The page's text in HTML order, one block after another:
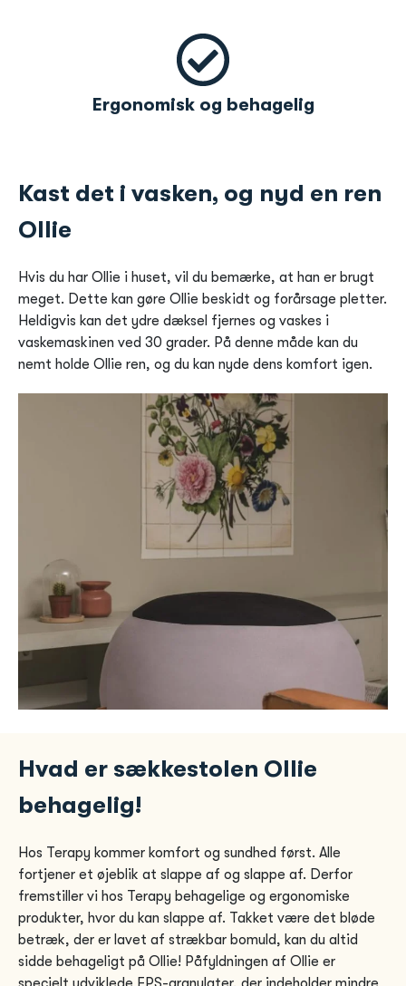
Ergonomisk og behagelig
Kast det i vasken, og nyd en ren
Ollie
Hvis du har Ollie i huset, vil du bemærke, at han er brugt
meget. Dette kan gøre Ollie beskidt og forårsage pletter.
Heldigvis kan det ydre dæksel fjernes og vaskes i
vaskemaskinen ved 30 grader. På denne måde kan du
nemt holde Ollie ren, og du kan nyde dens komfort igen.
Hvad er sækkestolen Ollie
behagelig!
Hos Terapy kommer komfort og sundhed først. Alle
fortjener et øjeblik at slappe af og slappe af. Derfor
fremstiller vi hos Terapy behagelige og ergonomiske
produkter, hvor du kan slappe af. Takket være det bløde
betræk, der er lavet af strækbar bomuld, kan du altid
sidde behageligt på Ollie! Påfyldningen af ​​Ollie er